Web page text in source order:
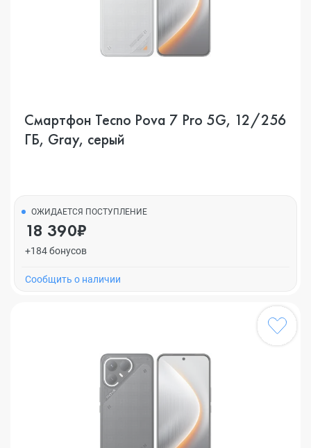
Смартфон Tecno Pova 7 Pro 5G, 12/256
ГБ, Gray, серый
ОЖИДАЕТСЯ ПОСТУПЛЕНИЕ
18 390₽
+184 бонусов
Cообщить о наличии